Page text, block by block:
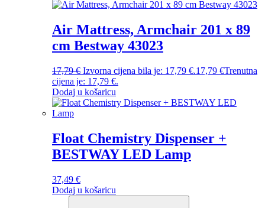
Air Mattress, Armchair 201 x 89
cm Bestway 43023
17,79€ Izvorna cijena bila je: 17,79 €.17,79 €Trenutna
cijena je: 17,79 €.
Dodaj u košaricu
Float Chemistry Dispenser +
BESTWAY LED Lamp
37,49 €
Dodaj u košaricu